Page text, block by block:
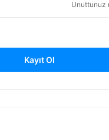
Unuttunuz
Kayıt Ol